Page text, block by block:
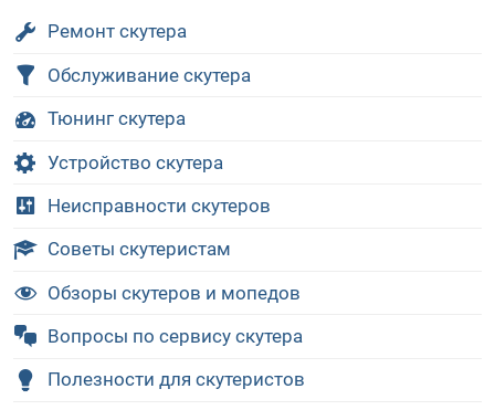
Ремонт скутера
Обслуживание скутера
Тюнинг скутера
Устройство скутера
Неисправности скутеров
Советы скутеристам
Обзоры скутеров и мопедов
Вопросы по сервису скутера
Полезности для скутеристов